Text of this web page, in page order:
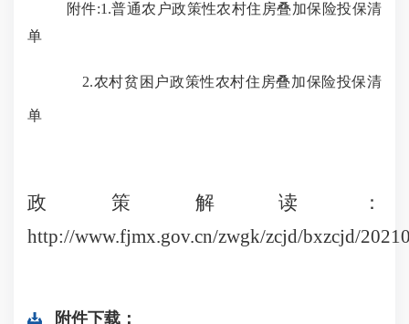
附件:1.普通农户政策性农村住房叠加保险投保清
单
2.农村贫困户政策性农村住房叠加保险投保清
单
政策解读：
http://www.fjmx.gov.cn/zwgk/zcjd/bxzcjd/
附件下载：